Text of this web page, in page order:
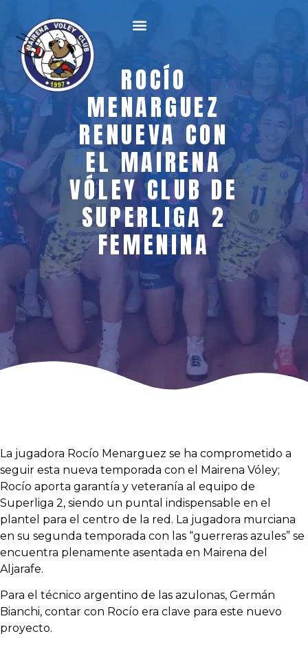
ROCÍO
MENARGUEZ
RENUEVA CON
EL MAIRENA
VÓLEY CLUB DE
SUPERLIGA 2
FEMENINA
La jugadora Rocío Menarguez se ha comprometido a
seguir esta nueva temporada con el Mairena Vóley;
Rocío aporta garantía y veteranía al equipo de
Superliga 2, siendo un puntal indispensable en el
plantel para el centro de la red. La jugadora murciana
en su segunda temporada con las “guerreras azules” se
encuentra plenamente asentada en Mairena del
Aljarafe.
Para el técnico argentino de las azulonas, Germán
Bianchi, contar con Rocío era clave para este nuevo
proyecto.